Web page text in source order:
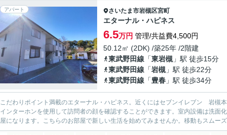
アパート さいたま市岩槻区宮町
エターナル・ハピネス
6.5万円 管理/共益費4,500円
50.12㎡ (2DK) /築25年 /2階建
東武野田線 「東岩槻 」駅 徒歩15分
東武野田線 「岩槻 」駅 徒歩22分
東武野田線 「豊春 」駅 徒歩34分
こだわりポイント満載のエターナル・ハピネス。近くにはセブンイレブン 岩槻
インターホンを使用して訪問者の顔を確認することができます。室内設備は洗面
屋になります。こちらのお部屋で新しい生活を始めてみませんか。移動もスムー